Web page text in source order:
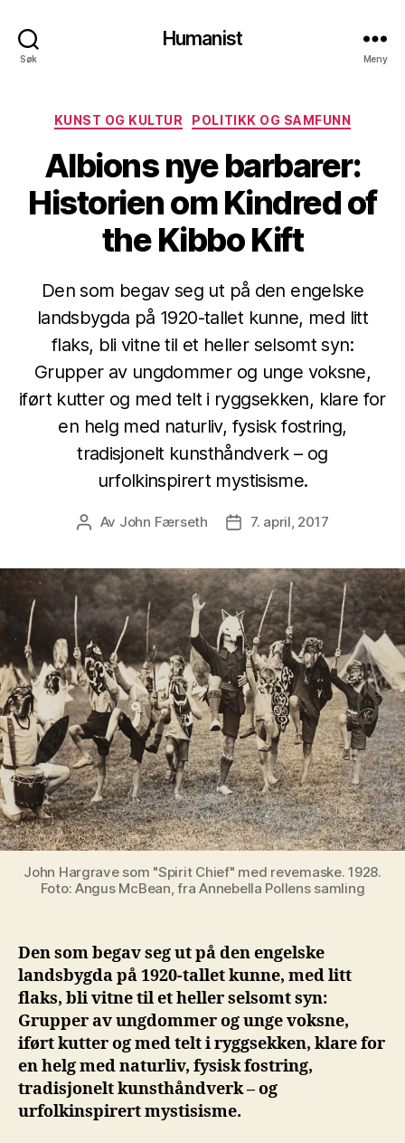
Søk
Humanist
Meny
Kategorier
KUNST OG KULTUR POLITIKK OG SAMFUNN
Albions nye barbarer:
Historien om Kindred of
the Kibbo Kift
Den som begav seg ut på den engelske
landsbygda på 1920-tallet kunne, med litt
flaks, bli vitne til et heller selsomt syn:
Grupper av ungdommer og unge voksne,
iført kutter og med telt i ryggsekken, klare for
en helg med naturliv, fysisk fostring,
tradisjonelt kunsthåndverk – og
urfolkinspirert mystisisme.
Innleggsforfatter
Av John Færseth Publiseringsdato
7. april, 2017
John Hargrave som "Spirit Chief" med revemaske. 1928.
Foto: Angus McBean, fra Annebella Pollens samling
Den som begav seg ut på den engelske
landsbygda på 1920-tallet kunne, med litt
flaks, bli vitne til et heller selsomt syn:
Grupper av ungdommer og unge voksne,
iført kutter og med telt i ryggsekken, klare for
en helg med naturliv, fysisk fostring,
tradisjonelt kunsthåndverk – og
urfolkinspirert mystisisme.